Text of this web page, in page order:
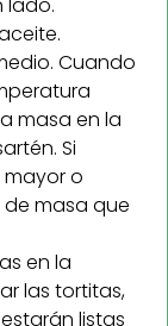
lado.
Cuando
masa en la
Si
o
masa que
en la
las tortitas,
listas